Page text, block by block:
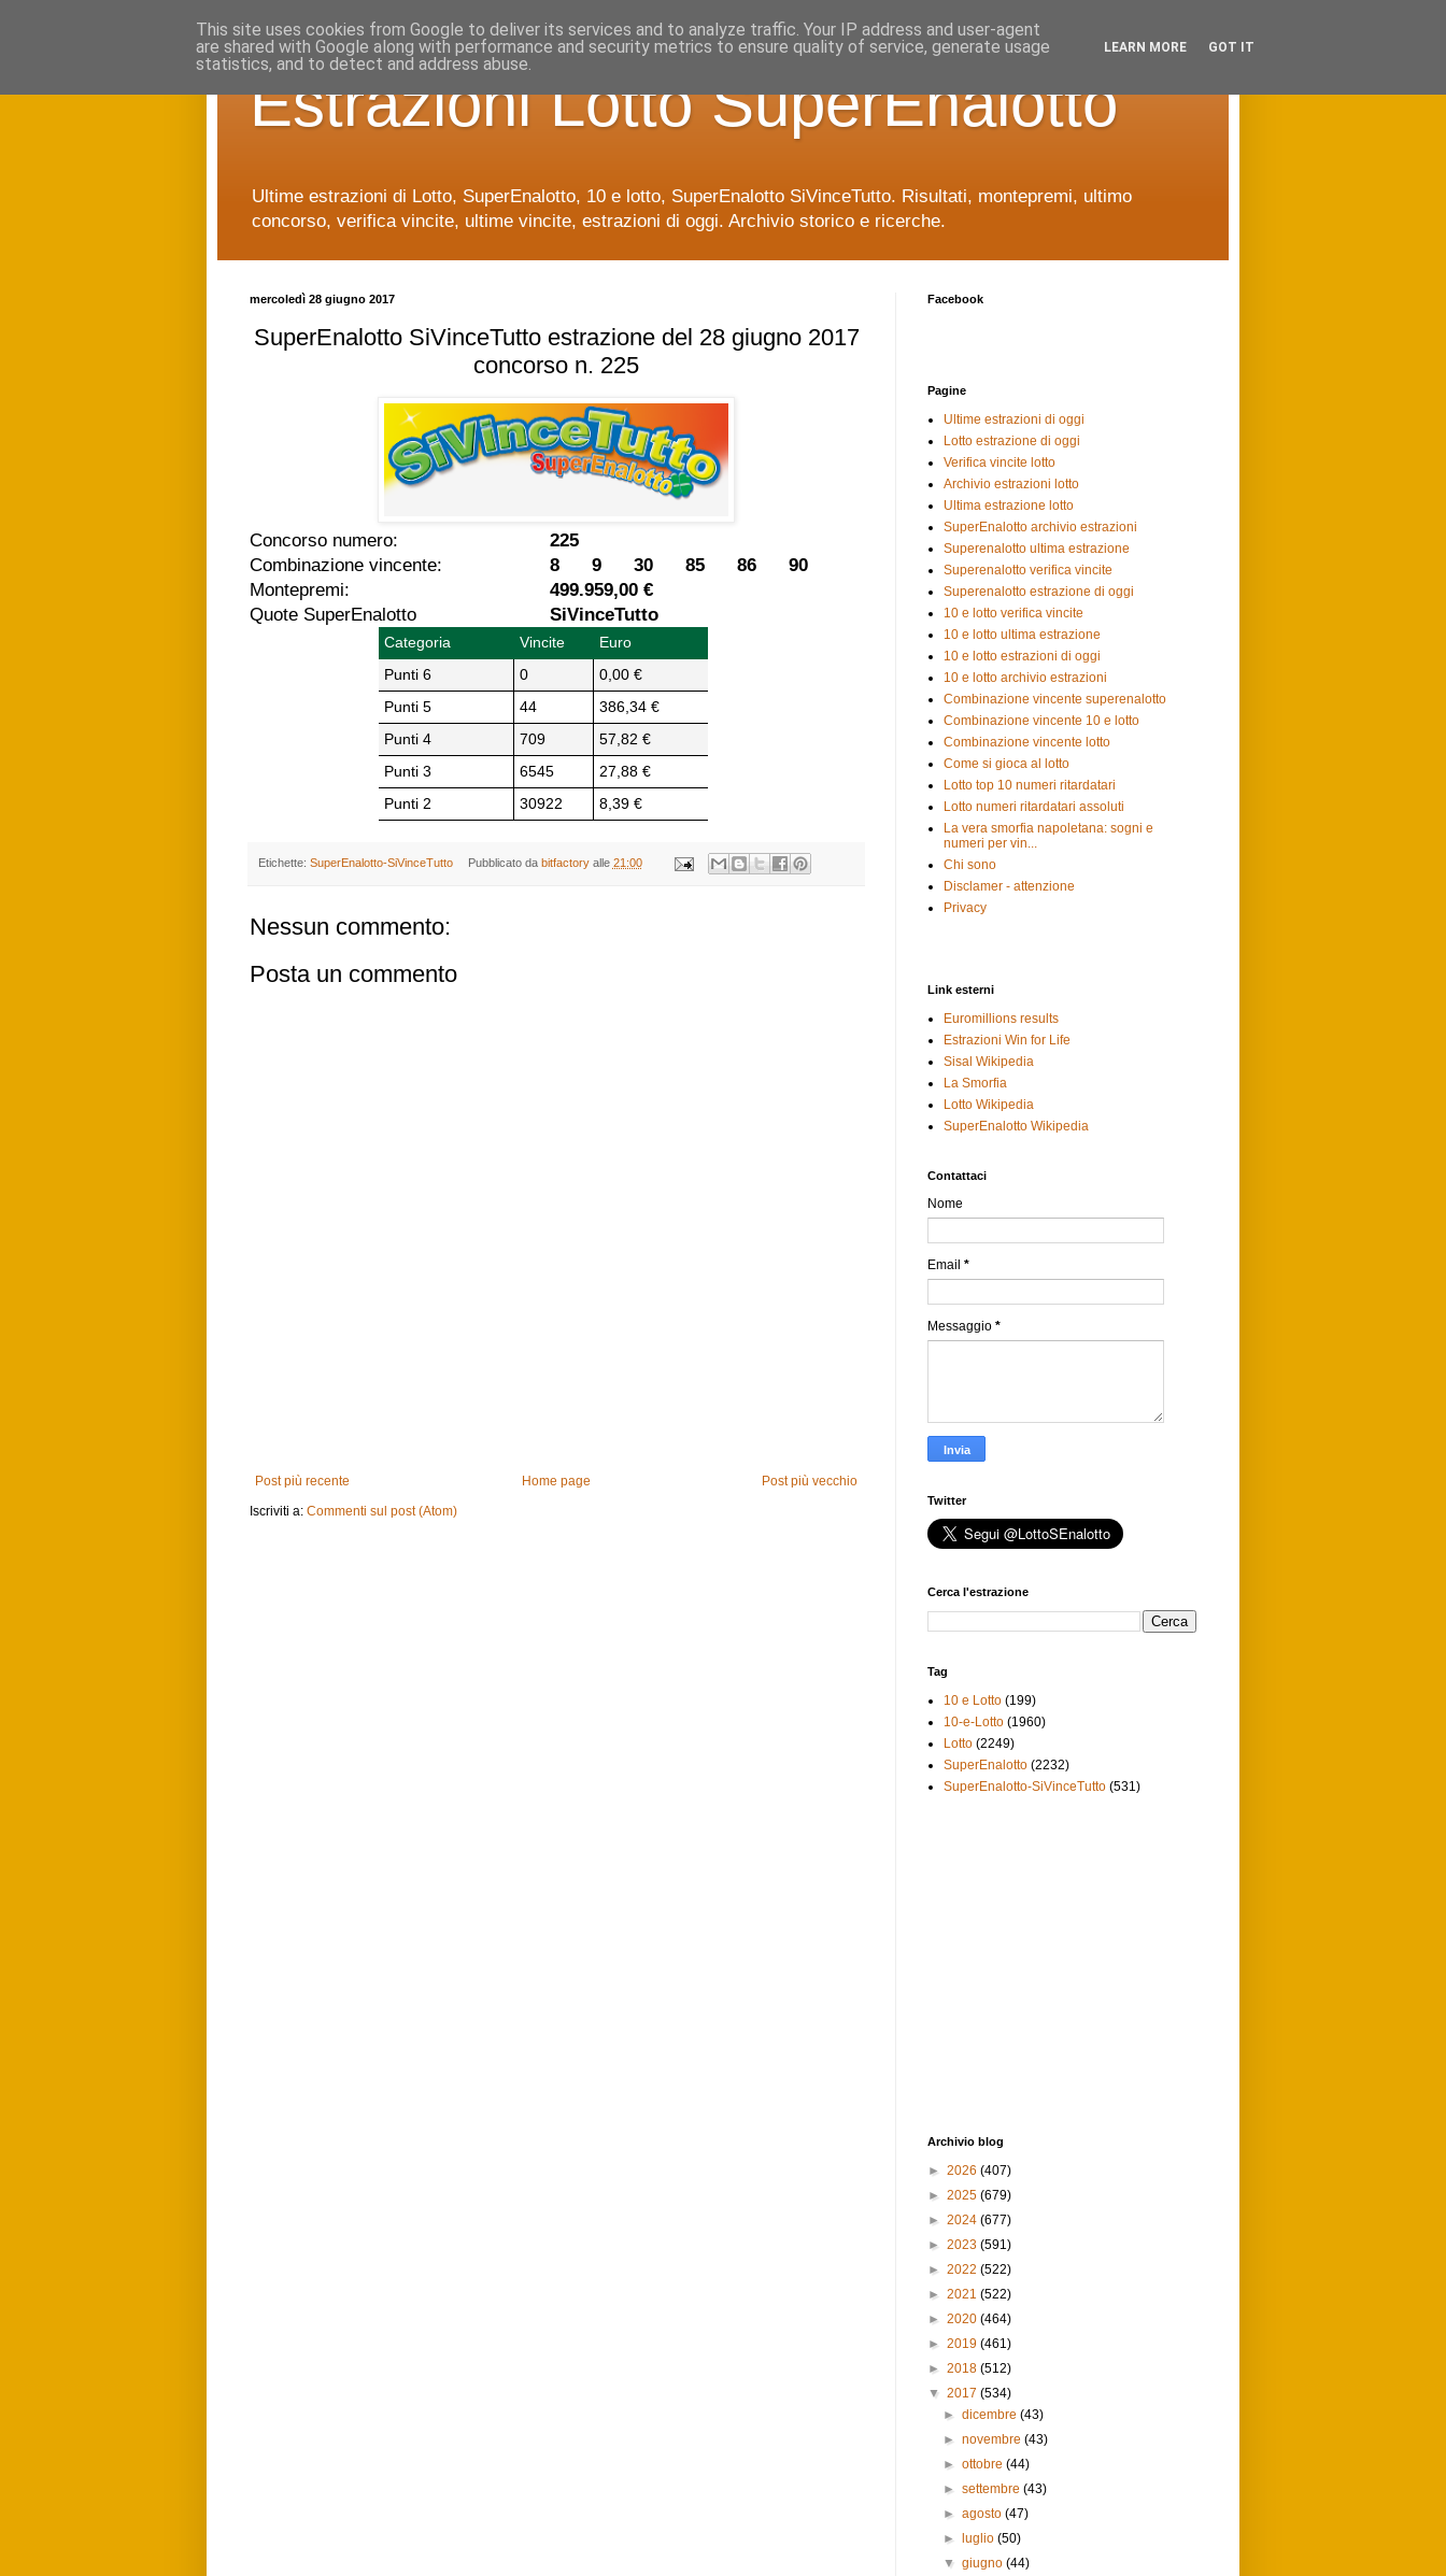
Estrazioni Lotto SuperEnalotto
Ultime estrazioni di Lotto, SuperEnalotto, 10 e lotto, SuperEnalotto SiVinceTutto. Risultati, montepremi, ultimo
concorso, verifica vincite, ultime vincite, estrazioni di oggi. Archivio storico e ricerche.
mercoledì 28 giugno 2017
SuperEnalotto SiVinceTutto estrazione del 28 giugno 2017
concorso n. 225
Concorso numero:
225
Combinazione vincente:
8 9 30 85 86 90
Montepremi:
499.959,00 €
Quote SuperEnalotto
SiVinceTutto
Categoria Vincite
Euro
Punti 6
0
0,00 €
Punti 5
44
386,34 €
Punti 4
709
57,82 €
Punti 3
6545
27,88 €
Punti 2
30922 8,39 €
Etichette: SuperEnalotto-SiVinceTutto Pubblicato da bitfactory alle 21:00
Nessun commento:
Posta un commento
Post più recente Post più vecchio
Home page
Iscriviti a: Commenti sul post (Atom)
Facebook
Pagine
Ultime estrazioni di oggi
Lotto estrazione di oggi
Verifica vincite lotto
Archivio estrazioni lotto
Ultima estrazione lotto
SuperEnalotto archivio estrazioni
Superenalotto ultima estrazione
Superenalotto verifica vincite
Superenalotto estrazione di oggi
10 e lotto verifica vincite
10 e lotto ultima estrazione
10 e lotto estrazioni di oggi
10 e lotto archivio estrazioni
Combinazione vincente superenalotto
Combinazione vincente 10 e lotto
Combinazione vincente lotto
Come si gioca al lotto
Lotto top 10 numeri ritardatari
Lotto numeri ritardatari assoluti
La vera smorfia napoletana: sogni e
numeri per vin...
Chi sono
Disclamer - attenzione
Privacy
Link esterni
Euromillions results
Estrazioni Win for Life
Sisal Wikipedia
La Smorfia
Lotto Wikipedia
SuperEnalotto Wikipedia
Contattaci
Nome
Email *
Messaggio *
Twitter
Cerca l'estrazione
Tag
10 e Lotto (199)
10-e-Lotto (1960)
Lotto (2249)
SuperEnalotto (2232)
SuperEnalotto-SiVinceTutto (531)
Archivio blog
► 2026 (407)
► 2025 (679)
► 2024 (677)
► 2023 (591)
► 2022 (522)
► 2021 (522)
► 2020 (464)
► 2019 (461)
► 2018 (512)
▼ 2017 (534)
►dicembre(43)
►novembre(43)
►ottobre(44)
►settembre(43)
►agosto(47)
►
luglio(50)
▼giugno(44)
This site uses cookies from Google to deliver its services and to analyze traffic. Your IP address and user-agent
are shared with Google along with performance and security metrics to ensure quality of service, generate usage
statistics, and to detect and address abuse.
LEARN MORE GOT IT